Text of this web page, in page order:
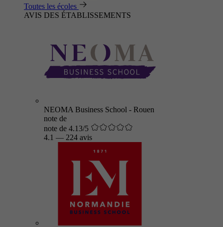
Toutes les écoles
AVIS DES ÉTABLISSEMENTS
NEOMA Business School - Rouen
note de
note de 4.13/5
4.1 — 224 avis